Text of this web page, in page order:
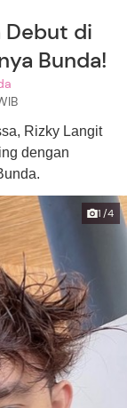
Debut di
Bunda!
Rizky Langit
dengan
1/4